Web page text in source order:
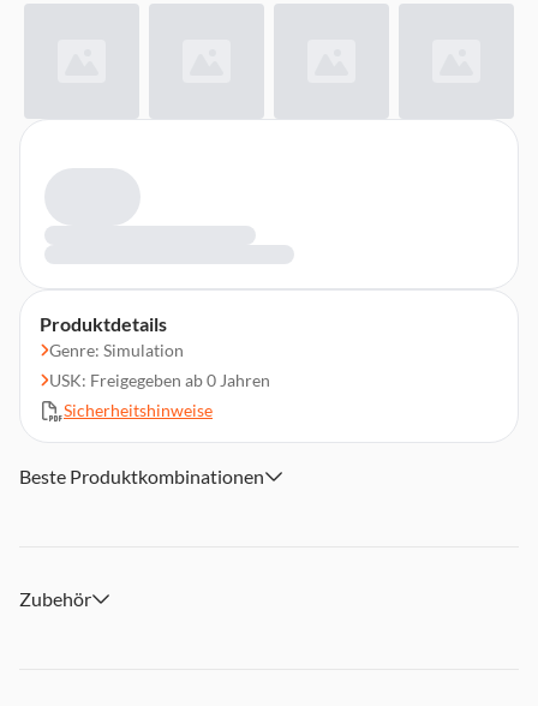
Produktdetails
Genre: Simulation
USK: Freigegeben ab 0 Jahren
Sicherheitshinweise
Beste Produktkombinationen
Zubehör